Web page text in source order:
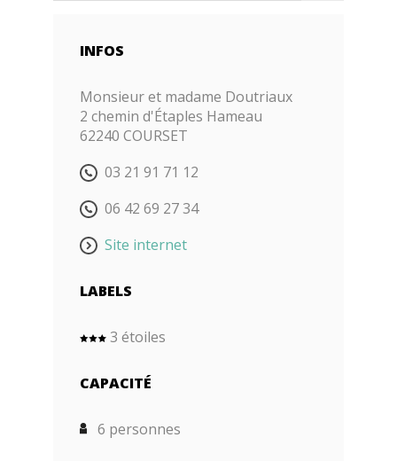
INFOS
Monsieur et madame Doutriaux
2 chemin d'Étaples Hameau
62240 COURSET
03 21 91 71 12
06 42 69 27 34
Site internet
LABELS
3 étoiles
CAPACITÉ
6 personnes